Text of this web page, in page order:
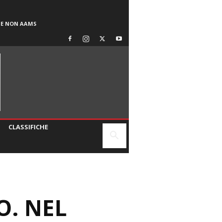
NON AAMS
CLASSIFICHE
NEL